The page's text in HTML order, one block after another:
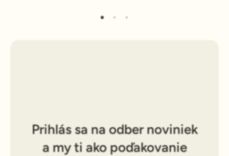
Prihlás sa na odber noviniek
a my ti ako poďakovanie